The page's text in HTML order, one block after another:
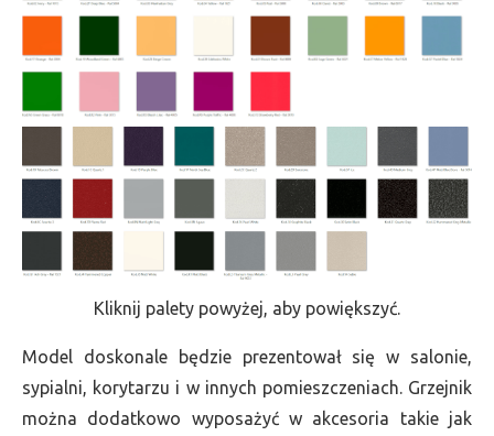
Kliknij palety powyżej, aby powiększyć.
Model doskonale będzie prezentował się w salonie,
sypialni, korytarzu i w innych pomieszczeniach. Grzejnik
można dodatkowo wyposażyć w akcesoria takie jak